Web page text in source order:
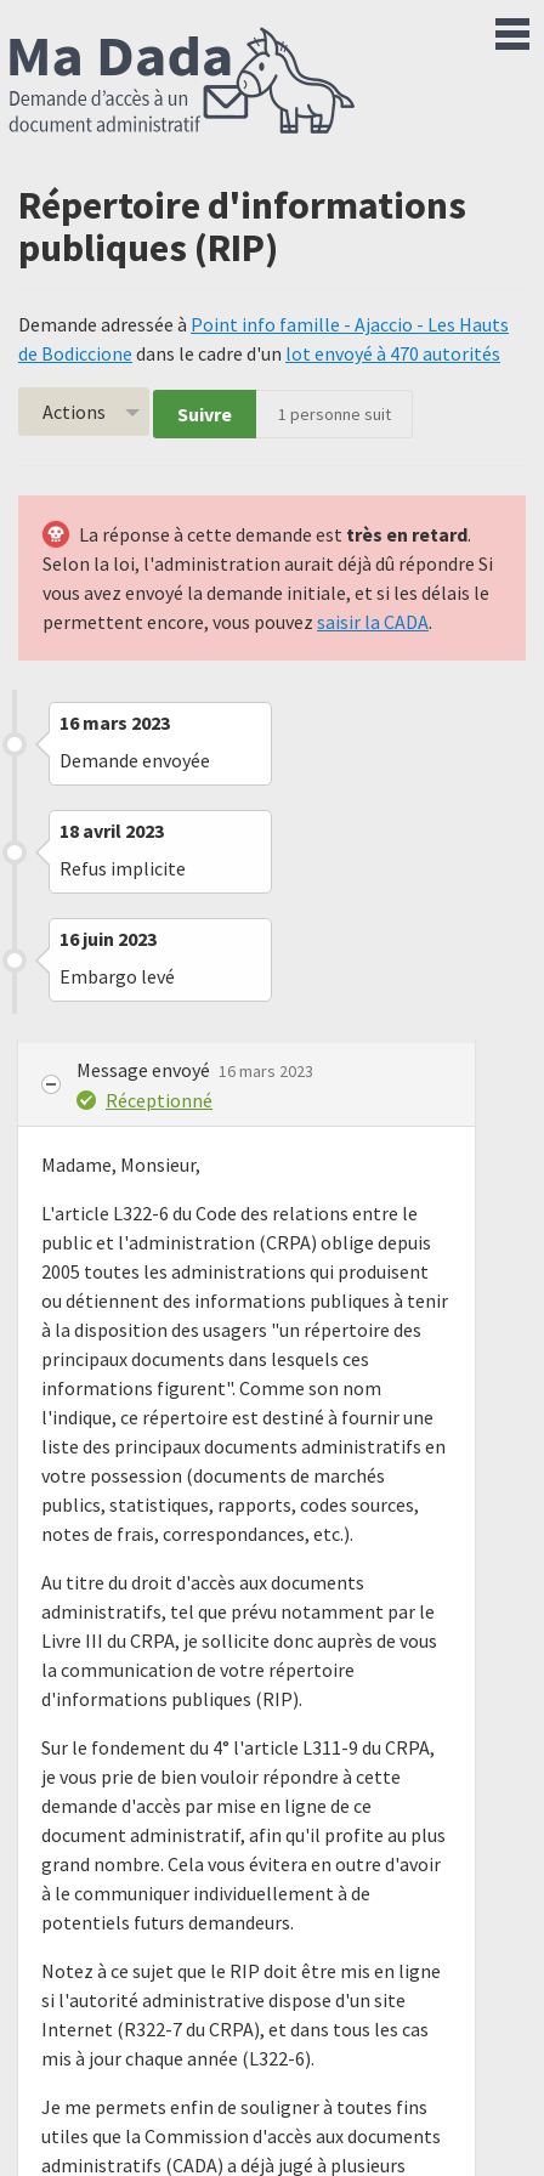
Répertoire d'informations
publiques (RIP)
Demande adressée à Point info famille - Ajaccio - Les Hauts
de Bodiccione dans le cadre d'un lot envoyé à 470 autorités
Actions Suivre 1 personne suit
La réponse à cette demande est très en retard.
Selon la loi, l'administration aurait déjà dû répondre Si
vous avez envoyé la demande initiale, et si les délais le
permettent encore, vous pouvez saisir la CADA.
16 mars 2023
Demande envoyée
18 avril 2023
Refus implicite
16 juin 2023
Embargo levé
Message envoyé 16 mars 2023
Réceptionné
Madame, Monsieur,
L'article L322-6 du Code des relations entre le
public et l'administration (CRPA) oblige depuis
2005 toutes les administrations qui produisent
ou détiennent des informations publiques à tenir
à la disposition des usagers "un répertoire des
principaux documents dans lesquels ces
informations figurent". Comme son nom
l'indique, ce répertoire est destiné à fournir une
liste des principaux documents administratifs en
votre possession (documents de marchés
publics, statistiques, rapports, codes sources,
notes de frais, correspondances, etc.).
Au titre du droit d'accès aux documents
administratifs, tel que prévu notamment par le
Livre III du CRPA, je sollicite donc auprès de vous
la communication de votre répertoire
d'informations publiques (RIP).
Sur le fondement du 4° l'article L311-9 du CRPA,
je vous prie de bien vouloir répondre à cette
demande d'accès par mise en ligne de ce
document administratif, afin qu'il profite au plus
grand nombre. Cela vous évitera en outre d'avoir
à le communiquer individuellement à de
potentiels futurs demandeurs.
Notez à ce sujet que le RIP doit être mis en ligne
si l'autorité administrative dispose d'un site
Internet (R322-7 du CRPA), et dans tous les cas
mis à jour chaque année (L322-6).
Je me permets enfin de souligner à toutes fins
utiles que la Commission d'accès aux documents
administratifs (CADA) a déjà jugé à plusieurs